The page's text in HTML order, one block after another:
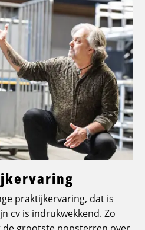
praktijkervaring, dat is
cv is indrukwekkend. Zo